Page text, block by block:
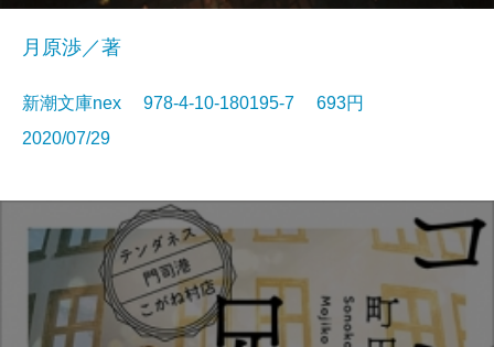
月原渉／著
新潮文庫nex 978-4-10-180195-7 693円
2020/07/29